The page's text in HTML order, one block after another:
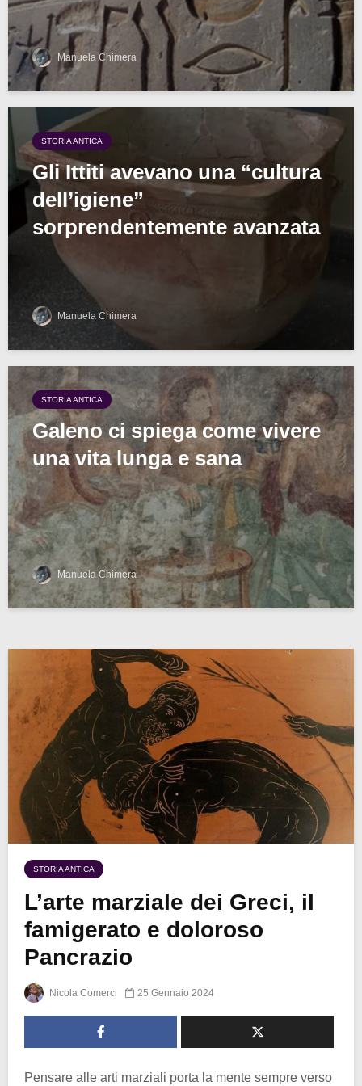
Manuela Chimera
STORIA ANTICA
Gli Ittiti avevano una “cultura
dell’igiene”
sorprendentemente avanzata
Manuela Chimera
STORIA ANTICA
Galeno ci spiega come vivere
una vita lunga e sana
Manuela Chimera
STORIA ANTICA
L’arte marziale dei Greci, il
famigerato e doloroso
Pancrazio
Nicola Comerci 25 Gennaio 2024
Pensare alle arti marziali porta la mente sempre verso